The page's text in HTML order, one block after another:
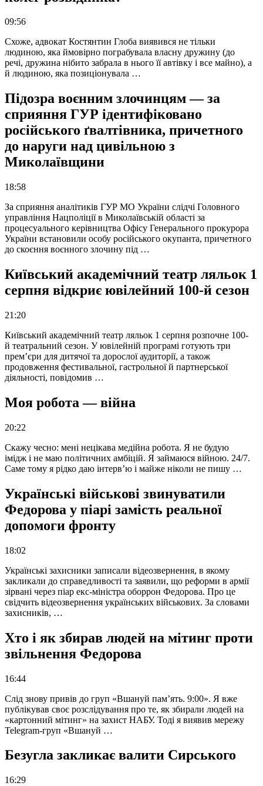
09:56
Схоже, адвокат Костянтин Глоба виявився не тільки
людиною, яка ймовірно пограбувала власну дружину (до
речі, дружина нібито забрала в нього її автівку і все майно), а
й людиною, яка позиціонувала …
Підозра воєнним злочинцям — за
сприяння ГУР ідентифіковано
російського ґвалтівника, причетного
до наруги над цивільною з
Миколаївщини
18:58
За сприяння аналітиків ГУР МО України слідчі Головного
управління Нацполіції в Миколаївській області за
процесуального керівництва Офісу Генерального прокурора
України встановили особу російського окупанта, причетного
до скоєння воєнного злочину під …
Київський академічний театр ляльок 1
серпня відкриє ювілейний 100-й сезон
21:20
Київський академічний театр ляльок 1 серпня розпочне 100-
й театральний сезон. У ювілейній програмі готують три
прем’єри для дитячої та дорослої аудиторії, а також
продовження фестивальної, гастрольної й партнерської
діяльності, повідомив …
Моя робота — війна
20:22
Скажу чесно: мені нецікава медійна робота. Я не будую
імідж і не маю політичних амбіцій. Я займаюся війною. 24/7.
Саме тому я рідко даю інтерв’ю і майже ніколи не пишу …
Українські військові звинуватили
Федорова у піарі замість реальної
допомоги фронту
18:02
Українські захисники записали відеозвернення, в якому
закликали до справедливості та заявили, що реформи в армії
зірвані через піар екс-міністра оборрон Федорова. Про це
свідчить відеозвернення українських військових. За словами
захисників, …
Хто і як збирав людей на мітинг проти
звільнення Федорова
16:44
Слід знову привів до груп «Вшануй пам’ять. 9:00». Я вже
публікував своє розслідування про те, як збирали людей на
«картонний мітинг» на захист НАБУ. Тоді я виявив мережу
Telegram-груп «Вшануй …
Безугла закликає валити Сирського
16:29